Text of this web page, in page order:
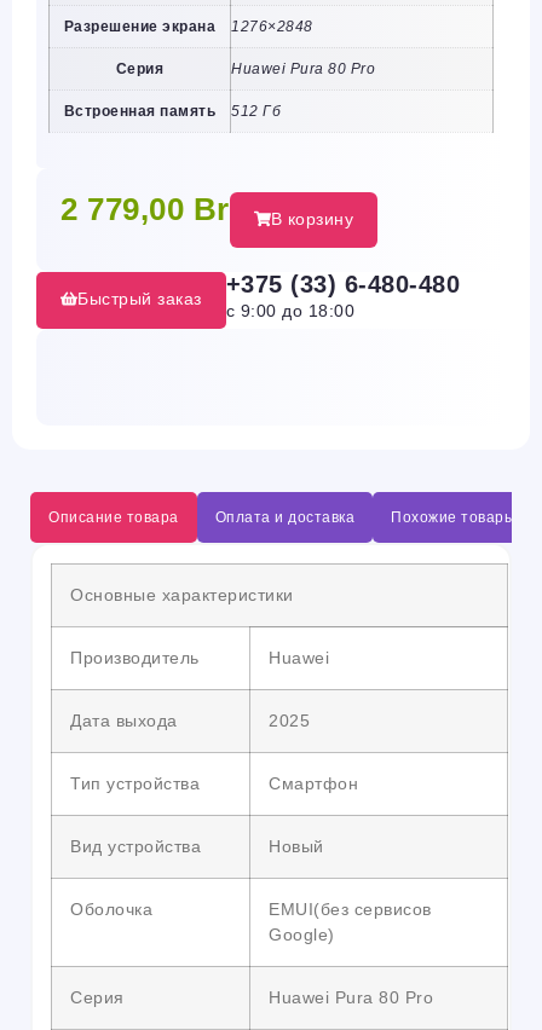
Разрешение экрана 1276×2848
Серия Huawei Pura 80 Pro
Встроенная память 512 Гб
2 779,00 Br В корзину
Быстрый заказ
+375 (33) 6-480-480
с 9:00 до 18:00
Описание товара Оплата и доставка Похожие товары
Основные характеристики
Производитель Huawei
Дата выхода 2025
Тип устройства Смартфон
Вид устройства Новый
Оболочка
EMUI(без сервисов
Google)
Серия Huawei Pura 80 Pro